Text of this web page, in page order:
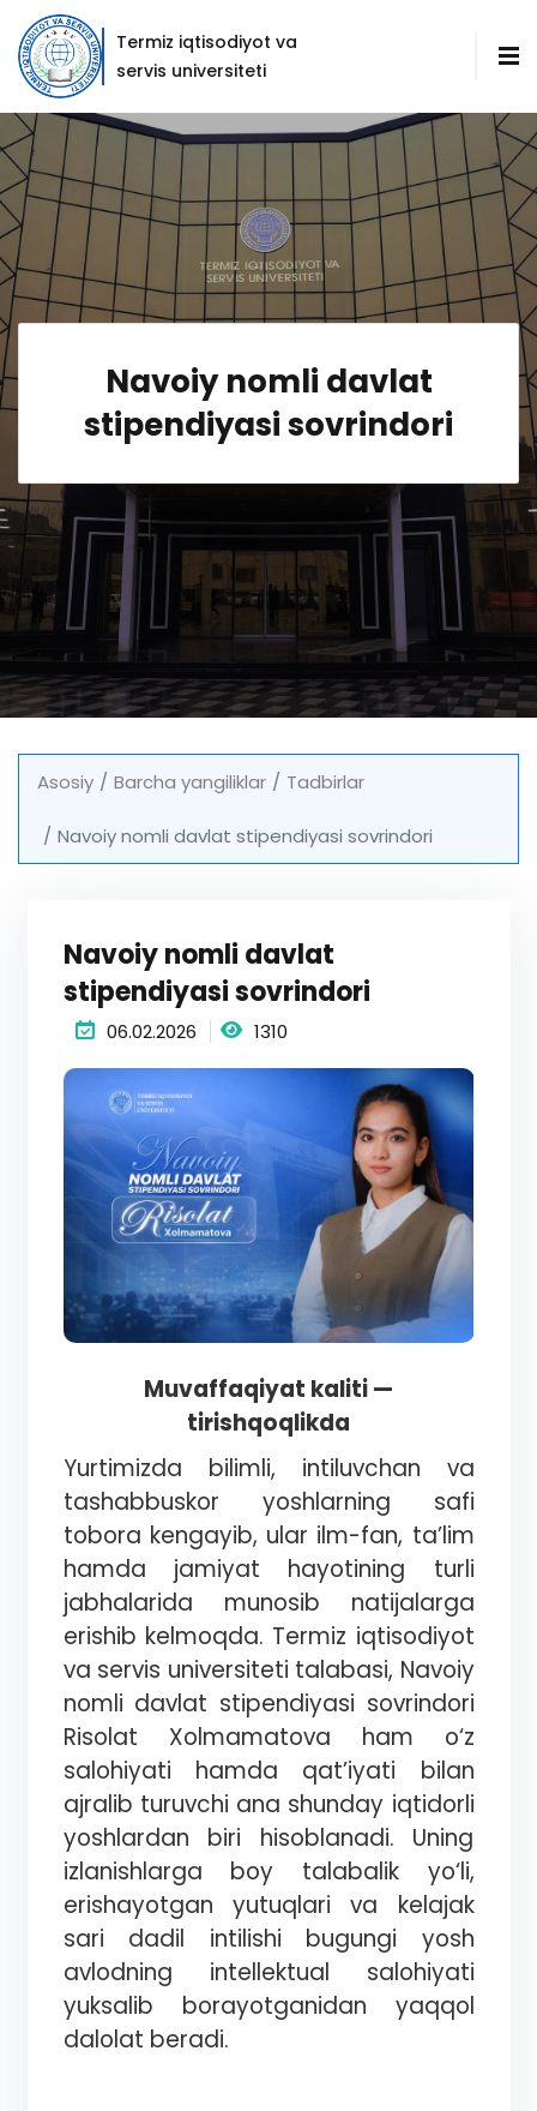
Termiz iqtisodiyot va
servis universiteti
Navoiy nomli davlat
stipendiyasi sovrindori
Asosiy Barcha yangiliklar Tadbirlar
Navoiy nomli davlat stipendiyasi sovrindori
Navoiy nomli davlat
stipendiyasi sovrindori
06.02.2026 1310
Muvaffaqiyat kaliti —
tirishqoqlikda
Yurtimizda bilimli, intiluvchan va
tashabbuskor yoshlarning safi
tobora kengayib, ular ilm-fan, ta’lim
hamda jamiyat hayotining turli
jabhalarida munosib natijalarga
erishib kelmoqda. Termiz iqtisodiyot
va servis universiteti talabasi, Navoiy
nomli davlat stipendiyasi sovrindori
Risolat Xolmamatova ham o‘z
salohiyati hamda qat’iyati bilan
ajralib turuvchi ana shunday iqtidorli
yoshlardan biri hisoblanadi. Uning
izlanishlarga boy talabalik yo‘li,
erishayotgan yutuqlari va kelajak
sari dadil intilishi bugungi yosh
avlodning intellektual salohiyati
yuksalib borayotganidan yaqqol
dalolat beradi.